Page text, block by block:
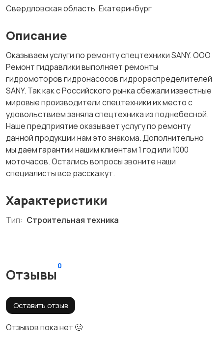
Свердловская область, Екатеринбург
Описание
Оказываем услуги по ремонту спецтехники SANY. ООО
Ремонт гидравлики выполняет ремонты
гидромоторов гидронасосов гидрораспределителей
SANY. Так как с Российского рынка сбежали известные
мировые производители спецтехники их место с
удовольствием заняла спецтехника из поднебесной.
Наше предприятие оказывает услугу по ремонту
данной продукции нам это знакома. Дополнительно
мы даем гарантии нашим клиентам 1 год или 1000
моточасов. Остались вопросы звоните наши
специалисты все расскажут.
Характеристики
Тип: Строительная техника
Отзывы
0
Оставить отзыв
Отзывов пока нет 🥴